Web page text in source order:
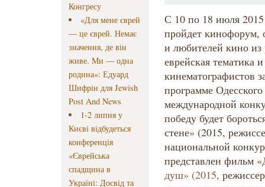
Конгресу
«Для мене єврей
— це єврей. Немає
значення, де він
живе. Ми — одна
родина»: Едуард
Шифрін для Jewish
Post And News
1-2 липня у
Києві відбудеться
конференція
«Єврейська
спадщина в
Україні: Досвід та
С 10 по 18 июля 2015
пройдет кинофорум,
и любителей кино
еврейская тематика
кинематографистов
программе
международной
победу будет
стене» (2015,
национальной
представлен фильм «
душ» (2015,